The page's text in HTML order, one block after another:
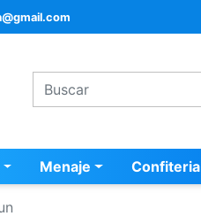
Menaje Confiteria